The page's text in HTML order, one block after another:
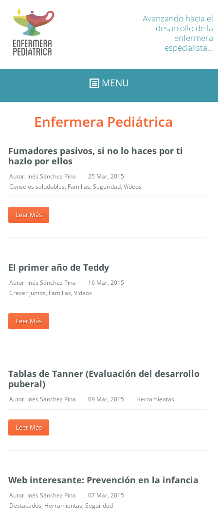
Avanzando hacia el
desarrollo de la
enfermera
especialista...
MENU
Enfermera Pediátrica
Fumadores pasivos, si no lo haces por ti
hazlo por ellos
Autor: Inés Sánchez Pina
25 Mar, 2015
Consejos saludables, Familias, Seguridad, Vídeos
Leer Más
El primer año de Teddy
Autor: Inés Sánchez Pina
16 Mar, 2015
Crecer juntos, Familias, Vídeos
Leer Más
Tablas de Tanner (Evaluación del desarrollo
puberal)
Autor: Inés Sánchez Pina 09 Mar, 2015 Herramientas
Leer Más
Web interesante: Prevención en la infancia
Autor: Inés Sánchez Pina
07 Mar, 2015
Destacados, Herramientas, Seguridad